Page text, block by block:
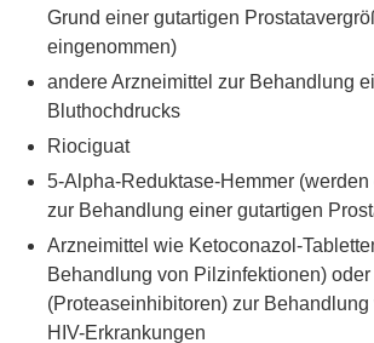
Grund einer gutartigen
eingenommen)
andere Arzneimittel zur Behandlung
Bluthochdrucks
Riociguat
5-Alpha-Reduktase-Hemmer
zur Behandlung einer gutartigen
Arzneimittel wie Ketoconazol-
Behandlung von Pilzinfektionen)
(Proteaseinhibitoren) zur
HIV-Erkrankungen